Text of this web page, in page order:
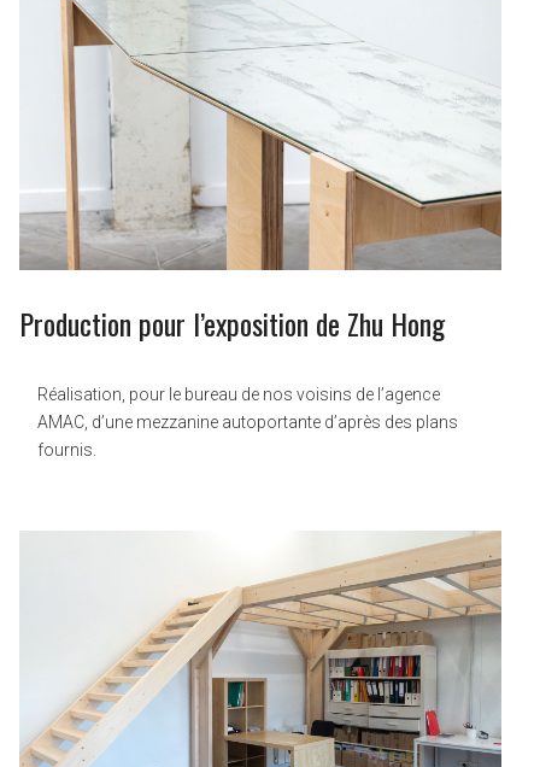
Production pour l’exposition de Zhu Hong
Réalisation, pour le bureau de nos voisins de l’agence
AMAC, d’une mezzanine autoportante d’après des plans
fournis.